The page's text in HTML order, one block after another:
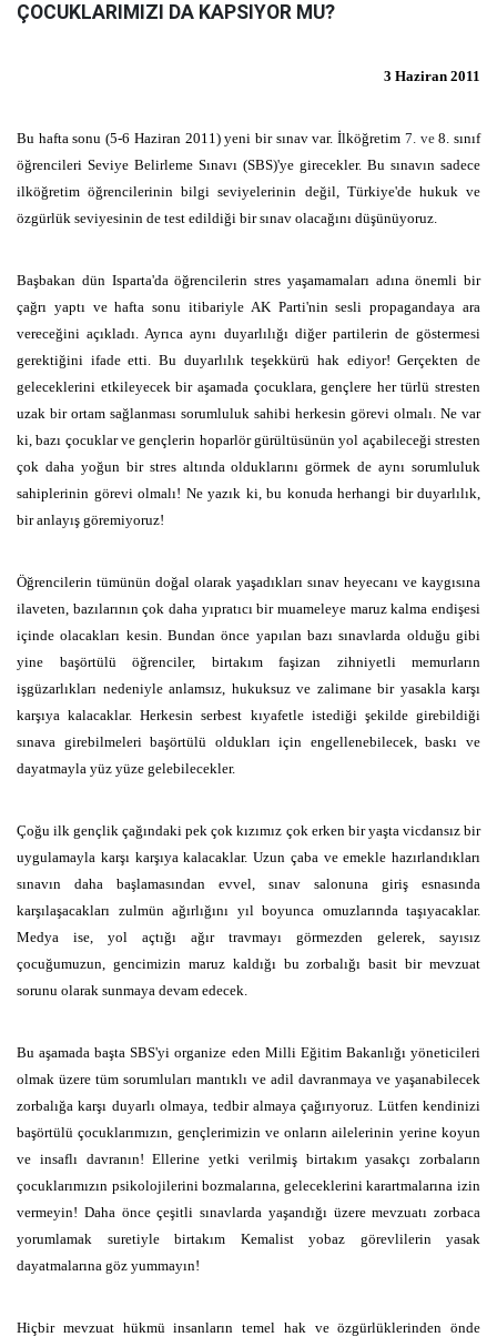
ÇOCUKLARIMIZI DA KAPSIYOR MU?
3 Haziran 2011
Bu hafta sonu (5-6 Haziran 2011) yeni bir sınav var. İlköğretim 7. ve8. sınıf
öğrencileri Seviye Belirleme Sınavı (SBS)'ye girecekler. Bu sınavın sadece
ilköğretim öğrencilerinin bilgi seviyelerinin değil, Türkiye'de hukuk ve
özgürlük seviyesinin de test edildiği bir sınav olacağını düşünüyoruz.
Başbakan dün Isparta'da öğrencilerin stres yaşamamaları adına önemli bir
çağrı yaptı ve hafta sonu itibariyle AK Parti'nin sesli propagandaya ara
vereceğini açıkladı. Ayrıca aynı duyarlılığı diğer partilerin de göstermesi
gerektiğini ifade etti. Bu duyarlılık teşekkürü hak ediyor! Gerçekten de
geleceklerini etkileyecek bir aşamada çocuklara, gençlere her türlü stresten
uzak bir ortam sağlanması sorumluluk sahibi herkesin görevi olmalı. Ne var
ki, bazı çocuklar ve gençlerin hoparlör gürültüsünün yol açabileceği stresten
çok daha yoğun bir stres altında olduklarını görmek de aynı sorumluluk
sahiplerinin görevi olmalı! Ne yazık ki, bu konuda herhangi bir duyarlılık,
bir anlayış göremiyoruz!
Öğrencilerin tümünün doğal olarak yaşadıkları sınav heyecanı ve kaygısına
ilaveten, bazılarının çok daha yıpratıcı bir muameleye maruz kalma endişesi
içinde olacakları kesin. Bundan önce yapılan bazı sınavlarda olduğu gibi
yine başörtülü öğrenciler, birtakım faşizan zihniyetli memurların
işgüzarlıkları nedeniyle anlamsız, hukuksuz ve zalimane bir yasakla karşı
karşıya kalacaklar. Herkesin serbest kıyafetle istediği şekilde girebildiği
sınava girebilmeleri başörtülü oldukları için engellenebilecek, baskı ve
dayatmayla yüz yüze gelebilecekler.
Çoğu ilk gençlik çağındaki pek çok kızımız çok erken bir yaşta vicdansız bir
uygulamayla karşı karşıya kalacaklar. Uzun çaba ve emekle hazırlandıkları
sınavın daha başlamasından evvel, sınav salonuna giriş esnasında
karşılaşacakları zulmün ağırlığını yıl boyunca omuzlarında taşıyacaklar.
Medya ise, yol açtığı ağır travmayı görmezden gelerek, sayısız
çocuğumuzun, gencimizin maruz kaldığı bu zorbalığı basit bir mevzuat
sorunu olarak sunmaya devam edecek.
Bu aşamada başta SBS'yi organize eden Milli Eğitim Bakanlığı yöneticileri
olmak üzere tüm sorumluları mantıklı ve adil davranmaya ve yaşanabilecek
zorbalığa karşı duyarlı olmaya, tedbir almaya çağırıyoruz. Lütfen kendinizi
başörtülü çocuklarımızın, gençlerimizin ve onların ailelerinin yerine koyun
ve insaflı davranın! Ellerine yetki verilmiş birtakım yasakçı zorbaların
çocuklarımızın psikolojilerini bozmalarına, geleceklerini karartmalarına izin
vermeyin! Daha önce çeşitli sınavlarda yaşandığı üzere mevzuatı zorbaca
yorumlamak suretiyle birtakım Kemalist yobaz görevlilerin yasak
dayatmalarına göz yummayın!
Hiçbir mevzuat hükmü insanların temel hak ve özgürlüklerinden önde